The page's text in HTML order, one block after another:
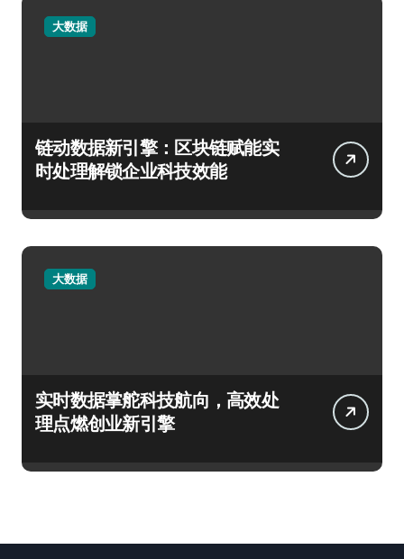
大数据
链动数据新引擎：区块链赋能实
时处理解锁企业科技效能
大数据
实时数据掌舵科技航向，高效处
理点燃创业新引擎